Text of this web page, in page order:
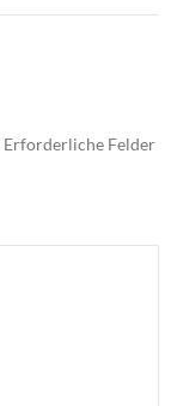
Erforderliche Felder